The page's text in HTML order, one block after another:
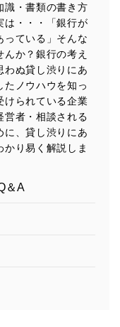
識・書類の書き方
は・・・「銀行が
っている」そんな
か？銀行の考え
わぬ貸し渋りにあ
たノウハウを知っ
けられている企業
営者・相談される
に、貸し渋りにあ
り易く解説しま
＆A